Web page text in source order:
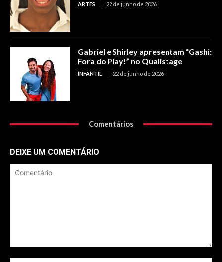
ARTES 22 de junho de 2026
Gabriel e Shirley apresentam “Gashi:
Fora do Play!” no Qualistage
INFANTIL 22 de junho de 2026
Comentários
DEIXE UM COMENTÁRIO